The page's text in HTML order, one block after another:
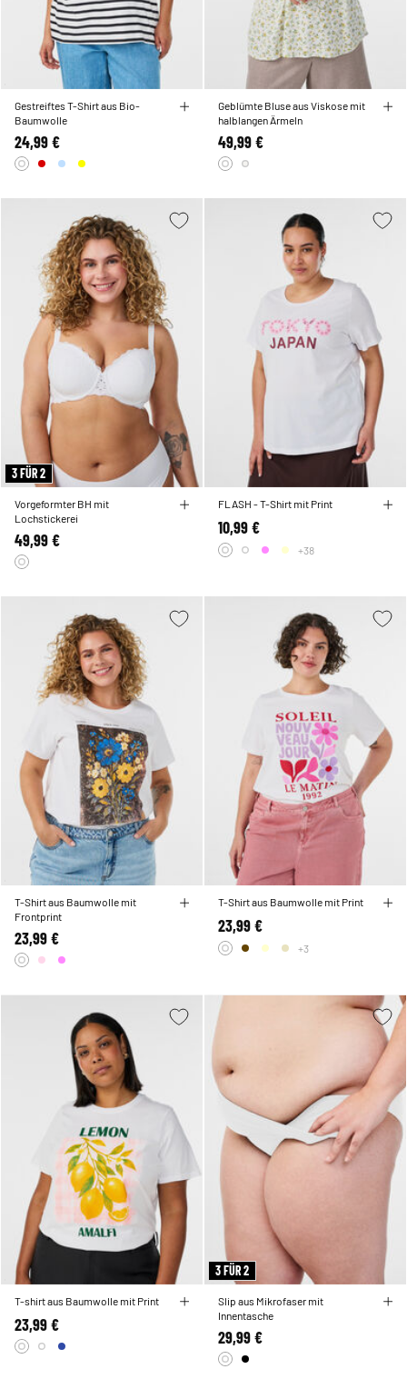
Gestreiftes T-Shirt aus Bio-
Baumwolle
24,99 €
Geblümte Bluse aus Viskose mit
halblangen Ärmeln
49,99 €
3 FÜR 2
Vorgeformter BH mit
Lochstickerei
49,99 €
FLASH - T-Shirt mit Print
10,99 €
+38
T-Shirt aus Baumwolle mit
Frontprint
23,99 €
T-Shirt aus Baumwolle mit Print
23,99 €
+3
T-shirt aus Baumwolle mit Print
23,99 €
3 FÜR 2
Slip aus Mikrofaser mit
Innentasche
29,99 €